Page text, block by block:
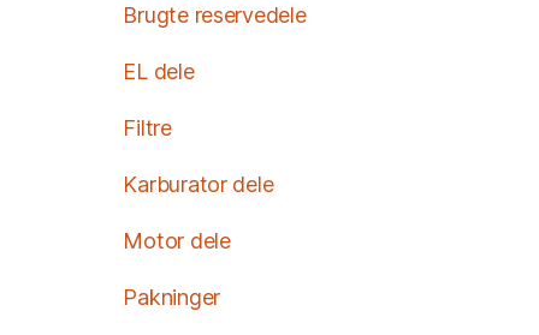
Brugte reservedele
EL dele
Filtre
Karburator dele
Motor dele
Pakninger